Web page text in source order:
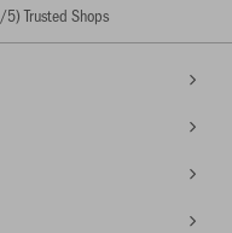
/5) Trusted Shops